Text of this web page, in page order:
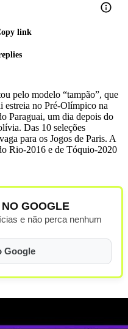
link
pelo modelo “tampão”, que
estreia no Pré-Olímpico na
Paraguai, um dia depois do
Das 10 seleções
para os Jogos de Paris. A
Rio-2016 e de Tóquio-2020
GOOGLE
e não perca nenhum
Google